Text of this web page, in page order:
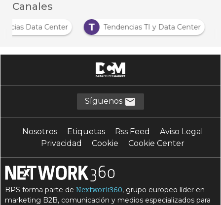
Canales
Noticias Data Center T Tendencias TI y Data Center
Síguenos
Nosotros Etiquetas Rss Feed
Aviso Legal
Privacidad
Cookie Cookie Center
BPS forma parte deNextwork360, grupo europeo líder en
marketing B2B, comunicación y medios especializados para